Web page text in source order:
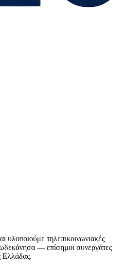
υλοποιούμε τηλεπικοινωνιακές
— επίσημοι συνεργάτες
Ελλάδας.